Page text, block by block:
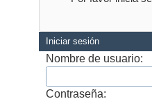
Iniciar sesión
Nombre de usuario:
Contraseña: